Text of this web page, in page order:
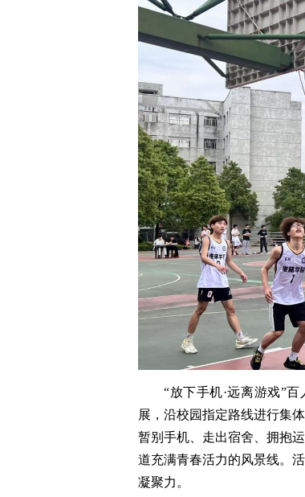
“放下手机·远离游戏”
展，沿校园指定路线进行集
暂别手机、走出宿舍、拥抱
道充满青春活力的风景线。
凝聚力。